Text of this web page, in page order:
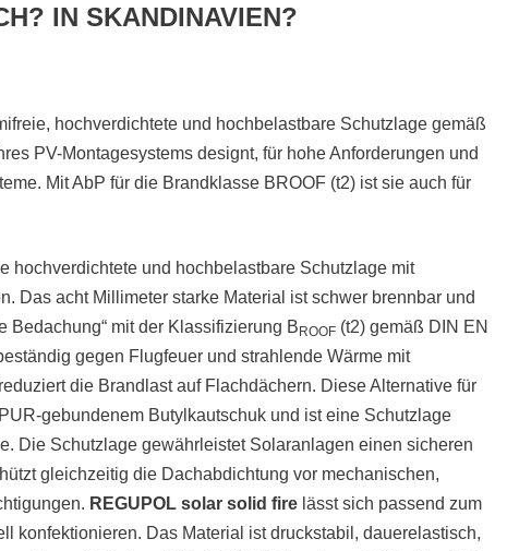
IN SKANDINAVIEN?
hochverdichtete und hochbelastbare Schutzlage gemäß
PV-Montagesystems designt, für hohe Anforderungen und
Mit AbP für die Brandklasse BROOF (t2) ist sie auch für
hochverdichtete und hochbelastbare Schutzlage mit
Das acht Millimeter starke Material ist schwer brennbar und
Bedachung“ mit der Klassifizierung BROOF (t2) gemäß DIN EN
gegen Flugfeuer und strahlende Wärme mit
die Brandlast auf Flachdächern. Diese Alternative für
gebundenem Butylkautschuk und ist eine Schutzlage
Die Schutzlage gewährleistet Solaranlagen einen sicheren
gleichzeitig die Dachabdichtung vor mechanischen,
REGUPOL solar solid fire lässt sich passend zum
konfektionieren. Das Material ist druckstabil, dauerelastisch,